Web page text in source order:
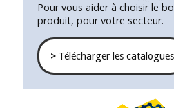
Pour vous aider à choisir le
produit, pour votre secteur.
>Télécharger les catalogues